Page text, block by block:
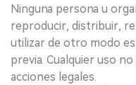
Ninguna persona u
reproducir, distribuir,
utilizar de otro modo
previa. Cualquier uso
acciones legales.